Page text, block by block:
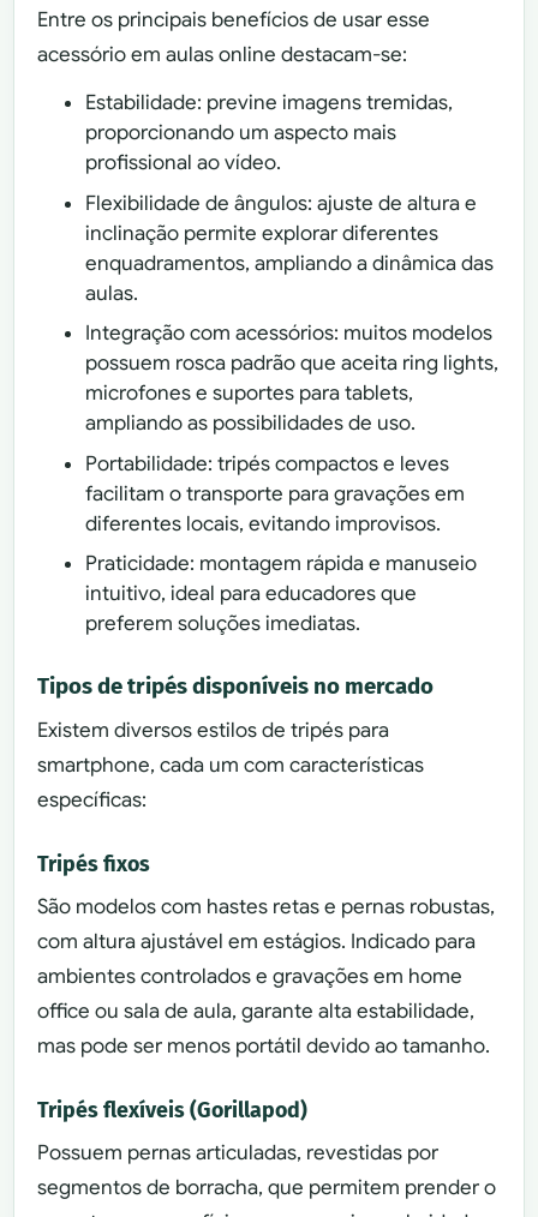
Entre os principais benefícios de usar esse
acessório em aulas online destacam-se:
Estabilidade: previne imagens tremidas,
proporcionando um aspecto mais
profissional ao vídeo.
Flexibilidade de ângulos: ajuste de altura e
inclinação permite explorar diferentes
enquadramentos, ampliando a dinâmica das
aulas.
Integração com acessórios: muitos modelos
possuem rosca padrão que aceita ring lights,
microfones e suportes para tablets,
ampliando as possibilidades de uso.
Portabilidade: tripés compactos e leves
facilitam o transporte para gravações em
diferentes locais, evitando improvisos.
Praticidade: montagem rápida e manuseio
intuitivo, ideal para educadores que
preferem soluções imediatas.
Tipos de tripés disponíveis no mercado
Existem diversos estilos de tripés para
smartphone, cada um com características
específicas:
Tripés fixos
São modelos com hastes retas e pernas robustas,
com altura ajustável em estágios. Indicado para
ambientes controlados e gravações em home
office ou sala de aula, garante alta estabilidade,
mas pode ser menos portátil devido ao tamanho.
Tripés flexíveis (Gorillapod)
Possuem pernas articuladas, revestidas por
segmentos de borracha, que permitem prender o